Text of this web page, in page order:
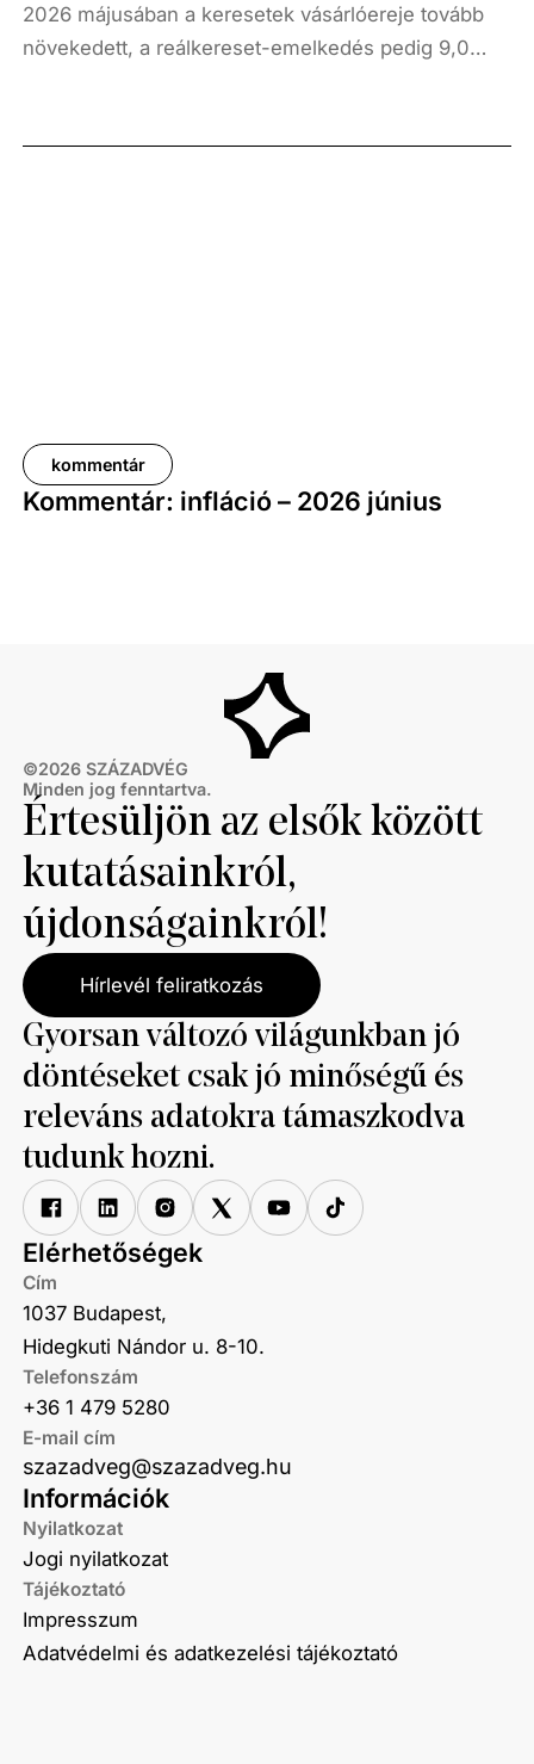
2026 májusában a keresetek vásárlóereje tovább
növekedett, a reálkereset-emelkedés pedig 9,0
százalékot, a nettóé 11,0 százalékot tett ki, emellett
kommentár
Kommentár: infláció – 2026 június
©2026 SZÁZADVÉG
Minden jog fenntartva.
Értesüljön az elsők között
kutatásainkról,
újdonságainkról!
Hírlevél feliratkozás
Gyorsan változó világunkban jó
döntéseket csak jó minőségű és
releváns adatokra támaszkodva
tudunk hozni.
Információk
Nyilatkozat
Jogi nyilatkozat
Tájékoztató
Impresszum
Adatvédelmi és adatkezelési tájékoztató
Elérhetőségek
Cím
1037 Budapest,
Hidegkuti Nándor u. 8-10.
Telefonszám
+36 1 479 5280
E-mail cím
szazadveg@szazadveg.hu